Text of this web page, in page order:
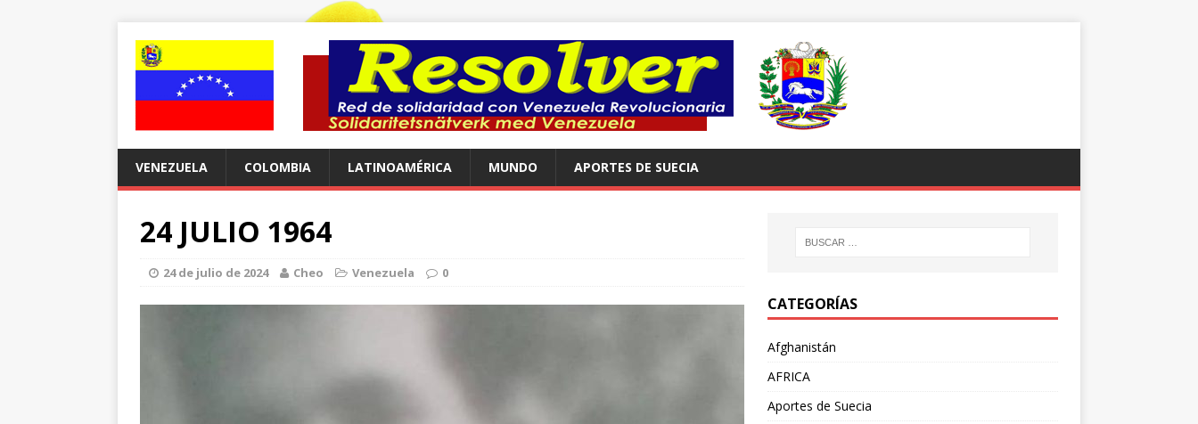
VENEZUELA COLOMBIA LATINOAMÉRICA MUNDO APORTES DE SUECIA
24 JULIO 1964
24 de julio de 2024 Cheo Venezuela 0
CATEGORÍAS
Afghanistán
AFRICA
Aportes de Suecia